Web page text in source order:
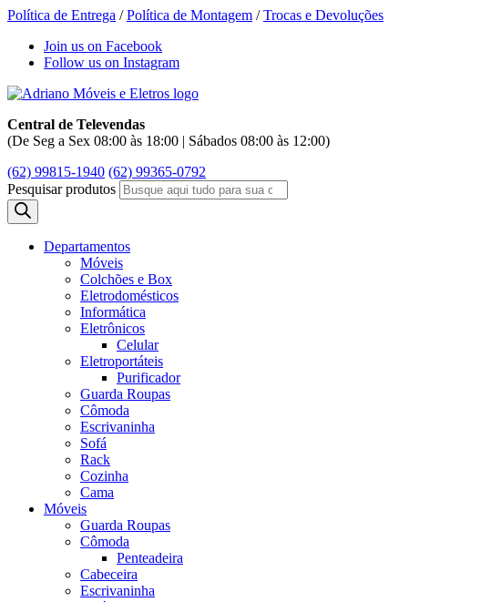
Política de Entrega /Política de Montagem /Trocas e Devoluções
Join us on Facebook
Follow us on Instagram
Central de Televendas
(De Seg a Sex 08:00 às 18:00 | Sábados 08:00 às 12:00)
(62) 99815-1940 (62) 99365-0792
Pesquisar produtos
Departamentos
Móveis
Colchões e Box
Eletrodomésticos
Informática
Eletrônicos
Celular
Eletroportáteis
Purificador
Guarda Roupas
Cômoda
Escrivaninha
Sofá
Rack
Cozinha
Cama
Móveis
Guarda Roupas
Cômoda
Penteadeira
Cabeceira
Escrivaninha